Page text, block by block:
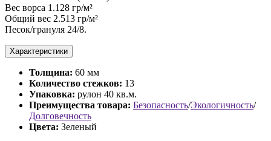
Вес ворса 1.128 гр/м²
Общий вес 2.513 гр/м²
Песок/грануля 24/8.
Характеристики
Толщина: 60 мм
Количество стежков: 13
Упаковка: рулон 40 кв.м.
Преимущества товара: Безопасность/Экологичность/
Долговечность
Цвета: Зеленый